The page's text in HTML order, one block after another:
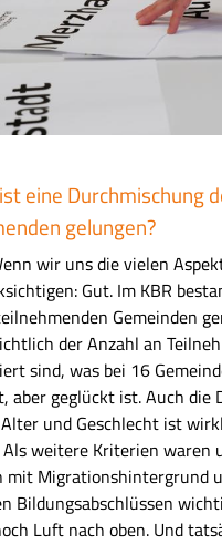
eine Durchmischung
gelungen?
wir uns die vielen
Gut. Im KBR
Gemeinden
der Anzahl an
sind, was bei 16
aber geglückt ist. Auch die
und Geschlecht ist
Als weitere Kriterien waren
mit Migrationshintergrund
Bildungsabschlüssen
Luft nach oben. Und